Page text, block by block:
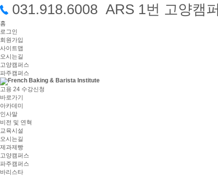
031.918.6008 ARS 1번 고양캠
홈
로그인
회원가입
사이트맵
오시는길
고양캠퍼스
파주캠퍼스
고용 24 수강신청
바로가기
아카데미
인사말
비전 및 연혁
교육시설
오시는길
제과제빵
고양캠퍼스
파주캠퍼스
바리스타